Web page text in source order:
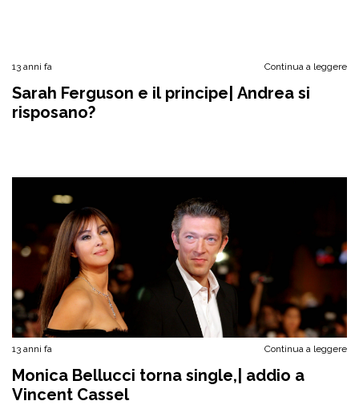
13 anni fa Continua a leggere
Sarah Ferguson e il principe| Andrea si
risposano?
13 anni fa Continua a leggere
Monica Bellucci torna single,| addio a
Vincent Cassel